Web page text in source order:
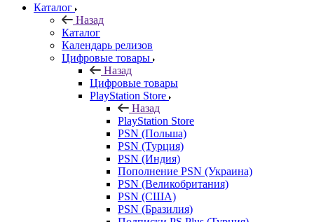
Каталог
Назад
Каталог
Календарь релизов
Цифровые товары
Назад
Цифровые товары
PlayStation Store
Назад
PlayStation Store
PSN (Польша)
PSN (Турция)
PSN (Индия)
Пополнение PSN (Украина)
PSN (Великобритания)
PSN (США)
PSN (Бразилия)